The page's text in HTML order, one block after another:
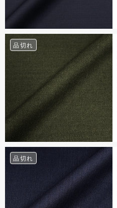
品切れ
品切れ